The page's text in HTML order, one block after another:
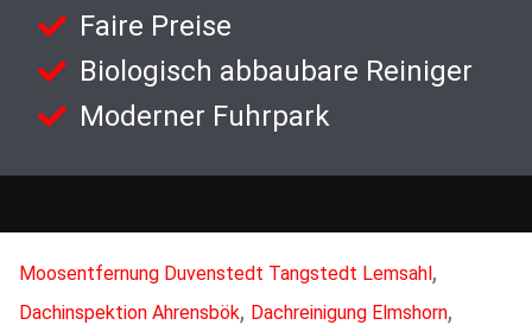
Faire Preise
Biologisch abbaubare Reiniger
Moderner Fuhrpark
Moosentfernung Duvenstedt Tangstedt Lemsahl,
Dachinspektion Ahrensbök, Dachreinigung Elmshorn,